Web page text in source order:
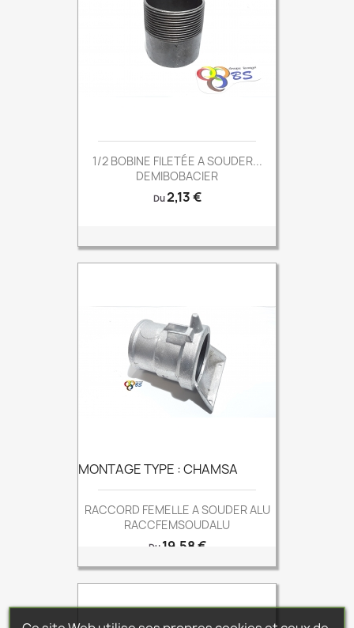
1/2 BOBINE FILETÉE A SOUDER...
DEMIBOBACIER
Du Prix
2,13 €
MONTAGE TYPE : CHAMSA
RACCORD FEMELLE A SOUDER ALU
RACCFEMSOUDALU
Du Prix
19,58 €